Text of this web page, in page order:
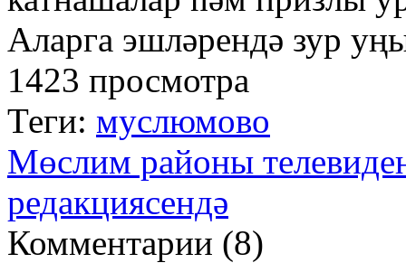
Аларга эшләрендә зур
1423 просмотра
Теги: муслюмово
Мөслим районы
редакциясендә
Комментарии (8)